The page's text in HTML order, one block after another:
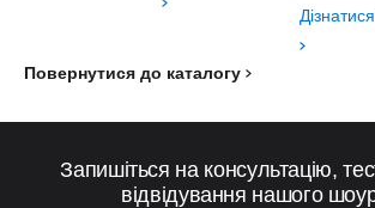
Повернутися до каталогу
Запишіться на консультацію,
відвідування нашого